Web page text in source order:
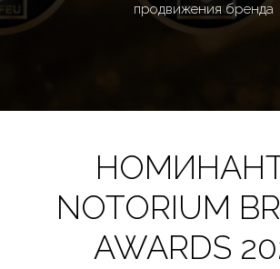
продвижения бренда
NOTORIUM
AWARDS